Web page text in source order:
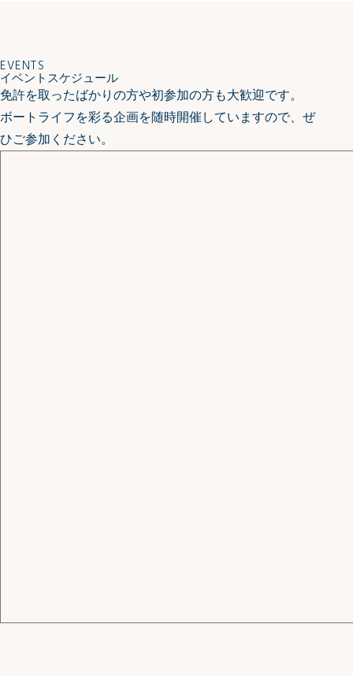
EVENTS
イベントスケジュール
免許を取ったばかりの方や初参加の方も大歓迎です。
ボートライフを彩る企画を随時開催していますので、ぜ
ひご参加ください。